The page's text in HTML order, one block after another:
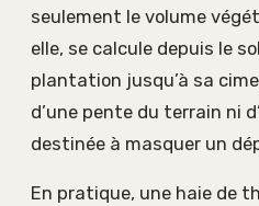
seulement le volume
elle, se calcule depuis le
plantation jusqu’à sa
d’une pente du terrain ni
destinée à masquer un
En pratique, une haie de